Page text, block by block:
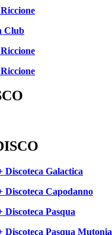
Club
Discoteca Galactica
Discoteca Capodanno
Discoteca Pasqua
Discoteca Pasqua Mutonia